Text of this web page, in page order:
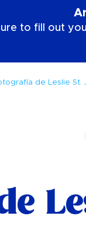
to fill out
de Leslie St.